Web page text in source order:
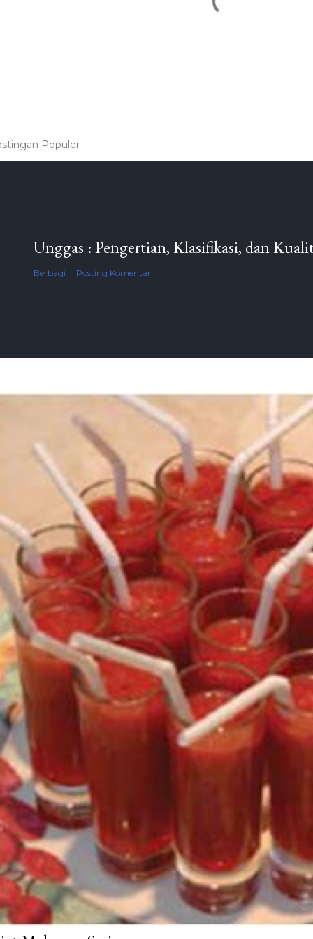
Populer
Unggas : Pengertian, Klasifikasi, dan
Berbagi Posting Komentar